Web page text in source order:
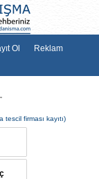
Ol Reklam